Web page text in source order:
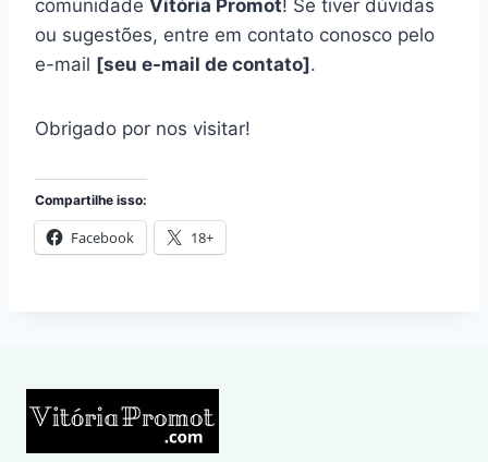
comunidade Vitória Promot! Se tiver dúvidas
ou sugestões, entre em contato conosco pelo
e-mail [seu e-mail de contato].
Obrigado por nos visitar!
Compartilhe isso:
Facebook 18+